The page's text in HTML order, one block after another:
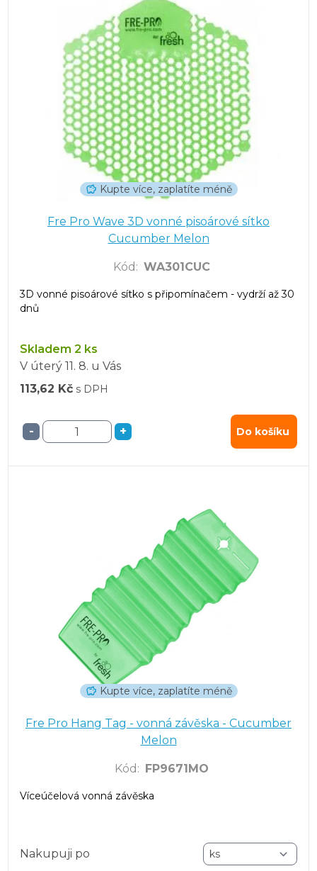
Kupte více, zaplatíte méně
Fre Pro Wave 3D vonné pisoárové sítko
Cucumber Melon
Kód : WA301CUC
3D vonné pisoárové sítko s připomínačem - vydrží až 30
dnů
Skladem 2 ks
V úterý 11. 8. u Vás
113,62 Kč s DPH
- + Do košíku
Kupte více, zaplatíte méně
Fre Pro Hang Tag - vonná závěska - Cucumber
Melon
Kód : FP9671MO
Víceúčelová vonná závěska
Nakupuji po